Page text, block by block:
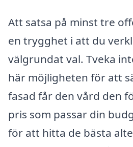
Att satsa på minst tre
en trygghet i att du
välgrundat val. Tveka
här möjligheten för att
fasad får den vård den
pris som passar din
för att hitta de bästa